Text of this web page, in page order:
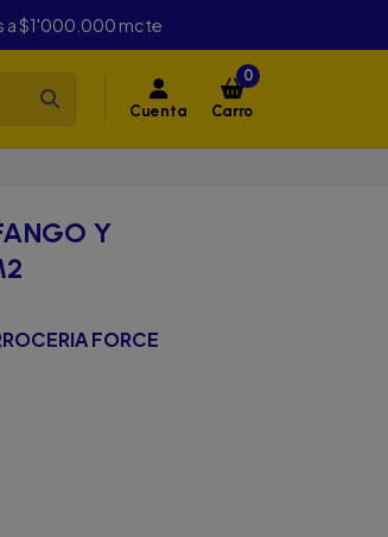
a $1'000.000 mcte
Cuenta
0
Carro
Y
FORCE